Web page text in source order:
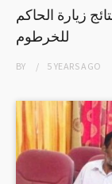
زيارة الحاكم
للخرطوم
BY 5 YEARSAGO